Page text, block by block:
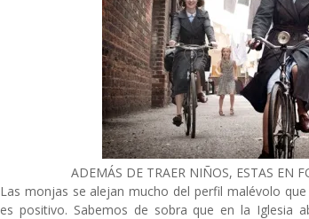
ADEMÁS DE TRAER NIÑOS, ESTAS EN
Las monjas se alejan mucho del perfil malévolo
es positivo. Sabemos de sobra que en la Iglesia